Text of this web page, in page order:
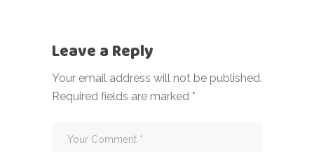
Leave a Reply
Your email address will not be published.
Required fields are marked *